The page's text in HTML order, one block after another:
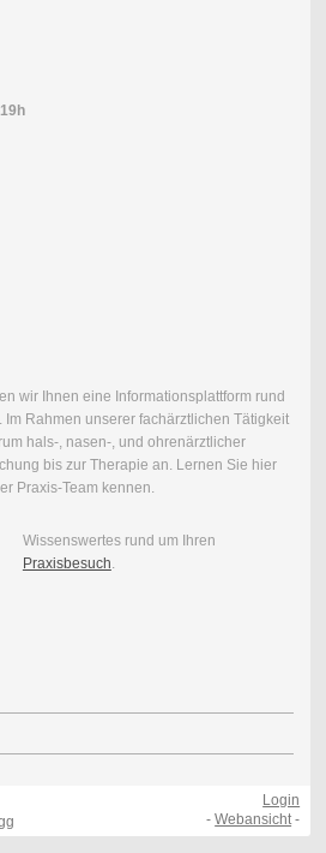
wir Ihnen eine Informationsplattform rund
Im Rahmen unserer fachärztlichen Tätigkeit
hals-, nasen-, und ohrenärztlicher
bis zur Therapie an. Lernen Sie hier
Praxis-Team kennen.
Wissenswertes rund um Ihren
Praxisbesuch.
Login
-Webansicht-